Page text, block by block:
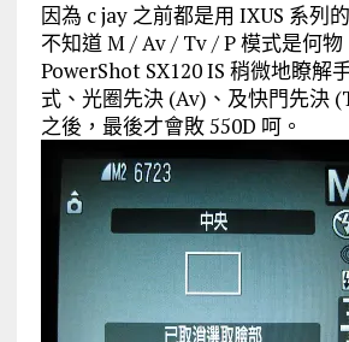
因為 c jay 之前都是用 IXUS 系列
不知道 M / Av / Tv / P 模式是何
PowerShot SX120 IS 稍微地瞭解
式、光圈先決 (Av)、及快門先決
之後，最後才會敗 550D 呵。